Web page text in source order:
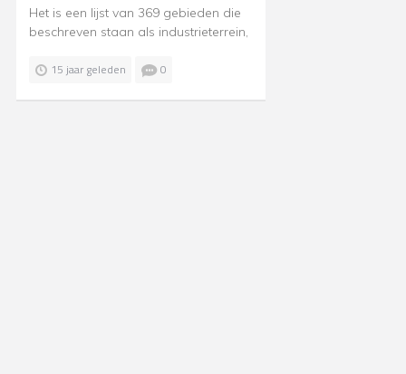
Het is een lijst van 369 gebieden die
beschreven staan als industrieterrein,
15 jaar geleden 0